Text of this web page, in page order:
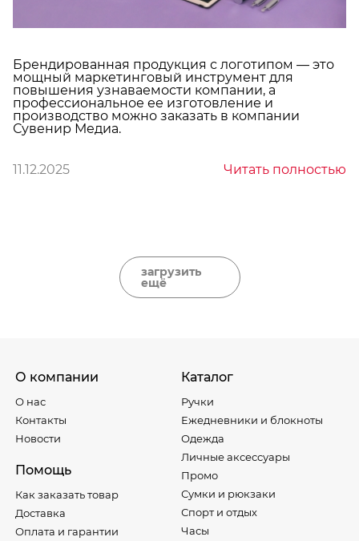
Брендированная продукция с логотипом — это
мощный маркетинговый инструмент для
повышения узнаваемости компании, а
профессиональное ее изготовление и
производство можно заказать в компании
Сувенир Медиа.
11.12.2025 Читать полностью
загрузить
ещё
О компании
О нас
Контакты
Новости
Помощь
Как заказать товар
Доставка
Оплата и гарантии
Каталог
Ручки
Ежедневники и блокноты
Одежда
Личные аксессуары
Промо
Сумки и рюкзаки
Спорт и отдых
Часы